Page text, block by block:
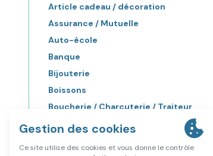
Article cadeau / décoration
Assurance / Mutuelle
Auto-école
Banque
Bijouterie
Boissons
Boucherie / Charcuterie / Traiteur
Boulangerie / Patisserie